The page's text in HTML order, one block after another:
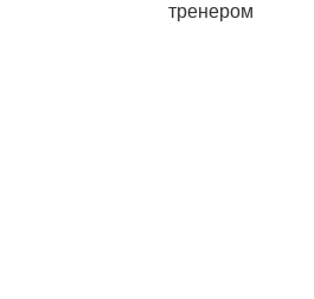
тренером